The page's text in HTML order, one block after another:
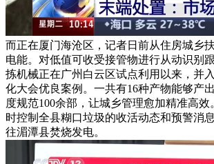
而正在厦门海沧区，记者日前从住房城乡
电能。对低值可收受接管物进行从动识别
拣机械正在广州白云区试点利用以来，并
化大会优良案例。一共有16种产物能够产
度规范100余部，让城乡管理愈加精准高效
时控制全县糊口垃圾的收活动态和预警消
往湄潭县焚烧发电。